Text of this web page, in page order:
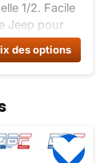
1/2. Facile
Jeep pour
entre
version 1+1
des options
Les